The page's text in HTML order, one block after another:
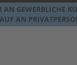
AN GEWERBLICHE
AN